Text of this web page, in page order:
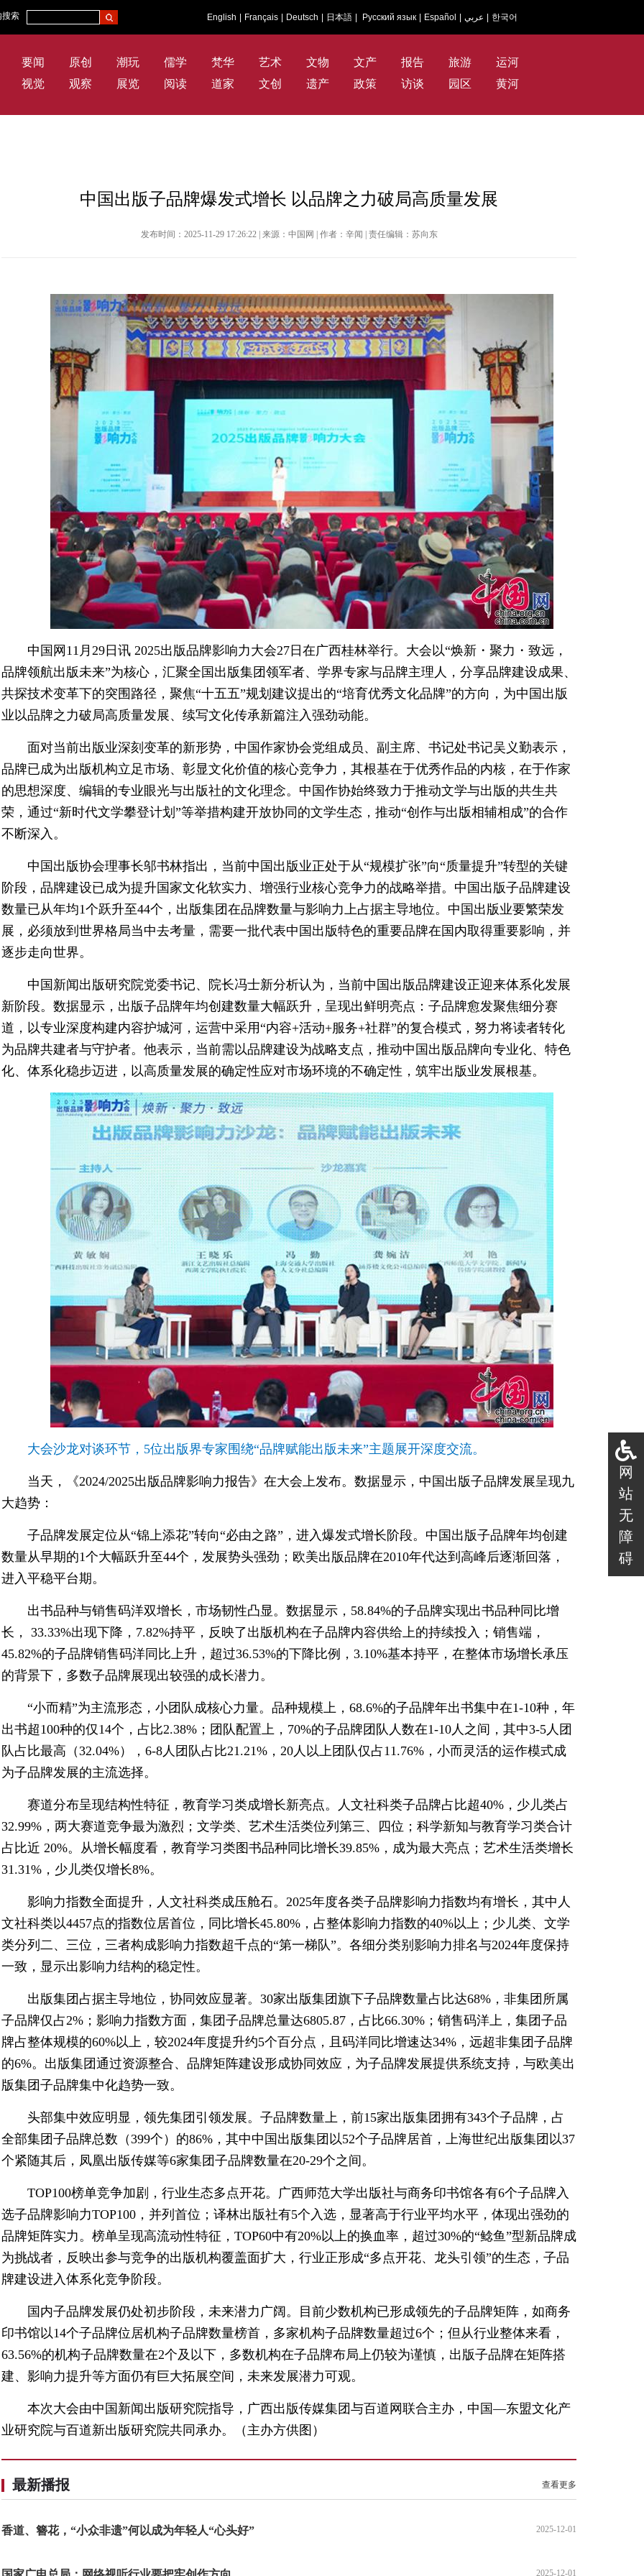
网
站
无
障
碍
搜索 English Français Deutsch 日本語 Русский язык Español عربي 한국어
要闻 原创 潮玩 儒学 梵华 艺术 文物 文产 报告 旅游
运河
视觉
观察 展览 阅读 道家 文创 遗产 政策 访谈 园区 黄河
中国出版子品牌爆发式增长 以品牌之力破局高质量发展
发布时间：2025-11-29 17:26:22 | 来源：中国网 | 作者：辛闻 | 责任编辑：苏向东
中国网11月29日讯 2025出版品牌影响力大会27日在广西桂林举行。大会以“焕新・聚力・致远，
品牌领航出版未来”为核心，汇聚全国出版集团领军者、学界专家与品牌主理人，分享品牌建设成果、
共探技术变革下的突围路径，聚焦“十五五”规划建议提出的“培育优秀文化品牌”的方向，为中国出版
业以品牌之力破局高质量发展、续写文化传承新篇注入强劲动能。
面对当前出版业深刻变革的新形势，中国作家协会党组成员、副主席、书记处书记吴义勤表示，
品牌已成为出版机构立足市场、彰显文化价值的核心竞争力，其根基在于优秀作品的内核，在于作家
的思想深度、编辑的专业眼光与出版社的文化理念。中国作协始终致力于推动文学与出版的共生共
荣，通过“新时代文学攀登计划”等举措构建开放协同的文学生态，推动“创作与出版相辅相成”的合作
不断深入。
中国出版协会理事长邬书林指出，当前中国出版业正处于从“规模扩张”向“质量提升”转型的关键
阶段，品牌建设已成为提升国家文化软实力、增强行业核心竞争力的战略举措。中国出版子品牌建设
数量已从年均1个跃升至44个，出版集团在品牌数量与影响力上占据主导地位。中国出版业要繁荣发
展，必须放到世界格局当中去考量，需要一批代表中国出版特色的重要品牌在国内取得重要影响，并
逐步走向世界。
中国新闻出版研究院党委书记、院长冯士新分析认为，当前中国出版品牌建设正迎来体系化发展
新阶段。数据显示，出版子品牌年均创建数量大幅跃升，呈现出鲜明亮点：子品牌愈发聚焦细分赛
道，以专业深度构建内容护城河，运营中采用“内容+活动+服务+社群”的复合模式，努力将读者转化
为品牌共建者与守护者。他表示，当前需以品牌建设为战略支点，推动中国出版品牌向专业化、特色
化、体系化稳步迈进，以高质量发展的确定性应对市场环境的不确定性，筑牢出版业发展根基。
大会沙龙对谈环节，5位出版界专家围绕“品牌赋能出版未来”主题展开深度交流。
当天，《2024/2025出版品牌影响力报告》在大会上发布。数据显示，中国出版子品牌发展呈现九
大趋势：
子品牌发展定位从“锦上添花”转向“必由之路”，进入爆发式增长阶段。中国出版子品牌年均创建
数量从早期的1个大幅跃升至44个，发展势头强劲；欧美出版品牌在2010年代达到高峰后逐渐回落，
进入平稳平台期。
出书品种与销售码洋双增长，市场韧性凸显。数据显示，58.84%的子品牌实现出书品种同比增
长， 33.33%出现下降，7.82%持平，反映了出版机构在子品牌内容供给上的持续投入；销售端，
45.82%的子品牌销售码洋同比上升，超过36.53%的下降比例，3.10%基本持平，在整体市场增长承压
的背景下，多数子品牌展现出较强的成长潜力。
“小而精”为主流形态，小团队成核心力量。品种规模上，68.6%的子品牌年出书集中在1-10种，年
出书超100种的仅14个，占比2.38%；团队配置上，70%的子品牌团队人数在1-10人之间，其中3-5人团
队占比最高（32.04%），6-8人团队占比21.21%，20人以上团队仅占11.76%，小而灵活的运作模式成
为子品牌发展的主流选择。
赛道分布呈现结构性特征，教育学习类成增长新亮点。人文社科类子品牌占比超40%，少儿类占
32.99%，两大赛道竞争最为激烈；文学类、艺术生活类位列第三、四位；科学新知与教育学习类合计
占比近 20%。从增长幅度看，教育学习类图书品种同比增长39.85%，成为最大亮点；艺术生活类增长
31.31%，少儿类仅增长8%。
影响力指数全面提升，人文社科类成压舱石。2025年度各类子品牌影响力指数均有增长，其中人
文社科类以4457点的指数位居首位，同比增长45.80%，占整体影响力指数的40%以上；少儿类、文学
类分列二、三位，三者构成影响力指数超千点的“第一梯队”。各细分类别影响力排名与2024年度保持
一致，显示出影响力结构的稳定性。
出版集团占据主导地位，协同效应显著。30家出版集团旗下子品牌数量占比达68%，非集团所属
子品牌仅占2%；影响力指数方面，集团子品牌总量达6805.87，占比66.30%；销售码洋上，集团子品
牌占整体规模的60%以上，较2024年度提升约5个百分点，且码洋同比增速达34%，远超非集团子品牌
的6%。出版集团通过资源整合、品牌矩阵建设形成协同效应，为子品牌发展提供系统支持，与欧美出
版集团子品牌集中化趋势一致。
头部集中效应明显，领先集团引领发展。子品牌数量上，前15家出版集团拥有343个子品牌，占
全部集团子品牌总数（399个）的86%，其中中国出版集团以52个子品牌居首，上海世纪出版集团以37
个紧随其后，凤凰出版传媒等6家集团子品牌数量在20-29个之间。
TOP100榜单竞争加剧，行业生态多点开花。广西师范大学出版社与商务印书馆各有6个子品牌入
选子品牌影响力TOP100，并列首位；译林出版社有5个入选，显著高于行业平均水平，体现出强劲的
品牌矩阵实力。榜单呈现高流动性特征，TOP60中有20%以上的换血率，超过30%的“鲶鱼”型新品牌成
为挑战者，反映出参与竞争的出版机构覆盖面扩大，行业正形成“多点开花、龙头引领”的生态，子品
牌建设进入体系化竞争阶段。
国内子品牌发展仍处初步阶段，未来潜力广阔。目前少数机构已形成领先的子品牌矩阵，如商务
印书馆以14个子品牌位居机构子品牌数量榜首，多家机构子品牌数量超过6个；但从行业整体来看，
63.56%的机构子品牌数量在2个及以下，多数机构在子品牌布局上仍较为谨慎，出版子品牌在矩阵搭
建、影响力提升等方面仍有巨大拓展空间，未来发展潜力可观。
本次大会由中国新闻出版研究院指导，广西出版传媒集团与百道网联合主办，中国—东盟文化产
业研究院与百道新出版研究院共同承办。（主办方供图）
最新播报 查看更多
香道、簪花，“小众非遗”何以成为年轻人“心头好” 2025-12-01
2025-12-01